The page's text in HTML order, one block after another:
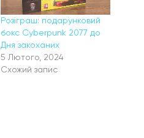
Розіграш: подарунковий
бокс Cyberpunk 2077 до
Дня закоханих
5 Лютого, 2024
Схожий запис